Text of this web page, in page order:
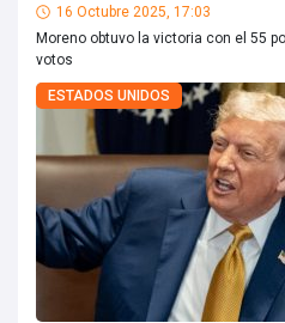
16 Octubre 2025, 17:03
Moreno obtuvo la victoria con el 55
votos
ESTADOS UNIDOS